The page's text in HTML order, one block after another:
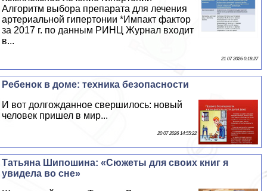
Алгоритм выбора препарата для лечения
артериальной гипертонии *Импакт фактор
за 2017 г. по данным РИНЦ Журнал входит
в...
21 07 2026 0:18:27
Ребенок в доме: техника безопасности
И вот долгожданное свершилось: новый
человек пришел в мир...
20 07 2026 14:55:22
Татьяна Шипошина: «Сюжеты для своих книг я
увидела во сне»